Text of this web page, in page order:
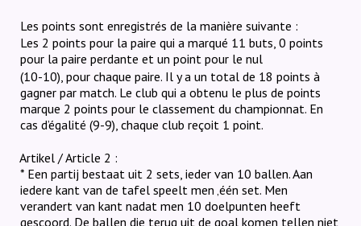
Les points sont enregistrés de la manière suivante :
Les 2 points pour la paire qui a marqué 11 buts, 0 points
pour la paire perdante et un point pour le nul
(10-10), pour chaque paire. Il y a un total de 18 points à
gagner par match. Le club qui a obtenu le plus de points
marque 2 points pour le classement du championnat. En
cas d’égalité (9-9), chaque club reçoit 1 point.
Artikel / Article 2 :
* Een partij bestaat uit 2 sets, ieder van 10 ballen. Aan
iedere kant van de tafel speelt men ‚één set. Men
verandert van kant nadat men 10 doelpunten heeft
gescoord. De ballen die terug uit de goal komen tellen niet